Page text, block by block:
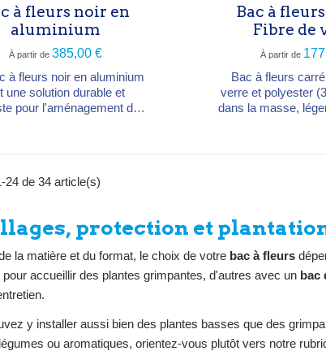
à fleurs noir en
aluminium
À partir de385,00 €
à fleurs noir en aluminium
une solution durable et
pour l'aménagement de
une résistance optimale à
une utilisation en
et de petits pieds,
Bac à
Fibre de
À partir de
Bac à fleurs
verre et polyester
dans la masse,
double pli.
24 de 34 article(s)
protection et
la matière et du format, le choix de votre bac à fleurs
pour accueillir des plantes grimpantes, d'autres avec un bac
y installer aussi bien des plantes basses que des
ou aromatiques, orientez-vous plutôt vers notre